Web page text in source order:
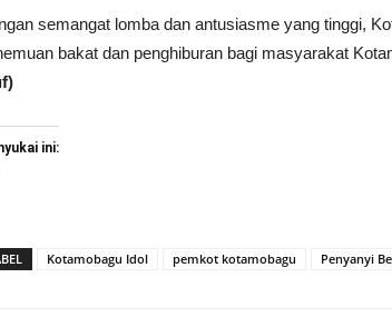
semangat lomba dan antusiasme yang tinggi,
bakat dan penghiburan bagi masyarakat
ini:
Kotamobagu Idol pemkot kotamobagu Penyanyi